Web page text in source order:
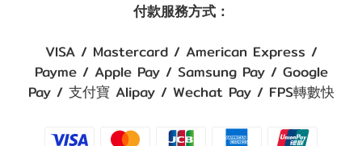
付款服務方式：
VISA / Mastercard / American Express /
Payme / Apple Pay / Samsung Pay / Google
Pay / 支付寶 Alipay / Wechat Pay / FPS轉數快